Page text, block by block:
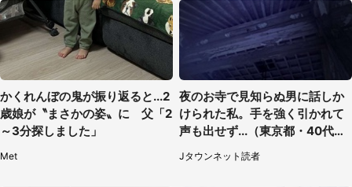
かくれんぼの鬼が振り返ると...2
歳娘が〝まさかの姿〟に 父「2
～3分探しました」
Met
夜のお寺で見知らぬ男に話しか
けられた私。手を強く引かれて
声も出せず...（東京都・40代女
Jタウンネット読者